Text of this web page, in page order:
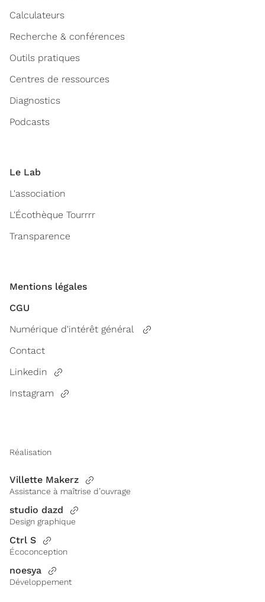
Calculateurs
Recherche & conférences
Outils pratiques
Centres de ressources
Diagnostics
Podcasts
Le Lab
L'association
L'Écothèque Tourrrr
Transparence
Mentions légales
CGU
Numérique d'intérêt général
Contact
Linkedin
Instagram
Réalisation
Villette Makerz
Assistance à maîtrise d’ouvrage
studio dazd
Design graphique
Ctrl S
Écoconception
noesya
Développement